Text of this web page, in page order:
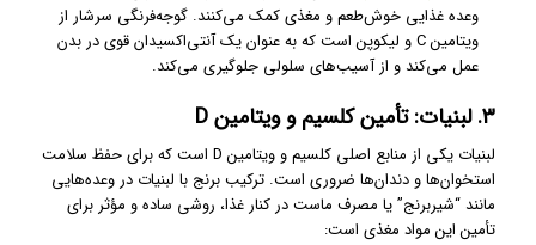
وعده غذایی خوش‌طعم و مغذی کمک می‌کنند. گوجه‌فرنگی سرشار از
ویتامین C و لیکوپن است که به عنوان یک آنتی‌اکسیدان قوی در بدن
عمل می‌کند و از آسیب‌های سلولی جلوگیری می‌کند.
۳. لبنیات: تأمین کلسیم و ویتامین D
لبنیات یکی از منابع اصلی کلسیم و ویتامین D است که برای حفظ سلامت
استخوان‌ها و دندان‌ها ضروری است. ترکیب برنج با لبنیات در وعده‌هایی
مانند “شیربرنج” یا مصرف ماست در کنار غذا، روشی ساده و مؤثر برای
تأمین این مواد مغذی است: